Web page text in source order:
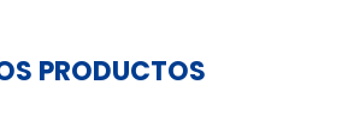
PRODUCTOS